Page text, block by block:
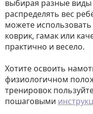
выбирая разные
распределять вес
можете
коврик, гамак или
практично и весело.
Хотите освоить
физиологичном
тренировок
пошаговыми